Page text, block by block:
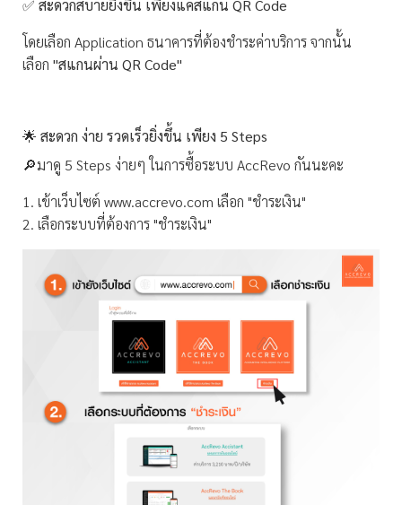
✅ สะดวกสบายยิ่งขึ้น เพียงแค่สแกน QR Code
โดยเลือก Application ธนาคารที่ต้องชำระค่าบริการ จากนั้น
เลือก "สแกนผ่าน QR Code"
🌟 สะดวก ง่าย รวดเร็วยิ่งขึ้น เพียง 5 Steps
🔎มาดู 5 Steps ง่ายๆ ในการซื้อระบบ AccRevo กันนะคะ
1. เข้าเว็บไซต์ www.accrevo.com เลือก "ชำระเงิน"
2. เลือกระบบที่ต้องการ "ชำระเงิน"